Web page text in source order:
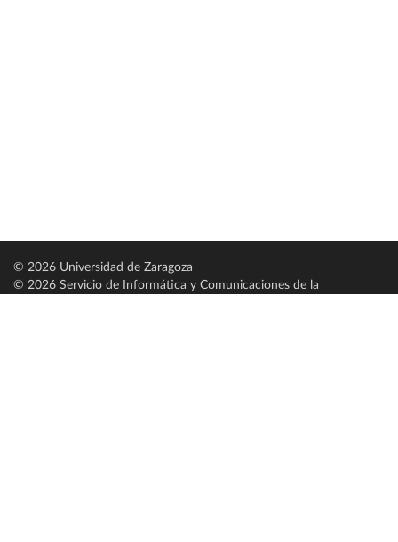
© 2026 Universidad de Zaragoza
© 2026 Servicio de Informática y Comunicaciones de la